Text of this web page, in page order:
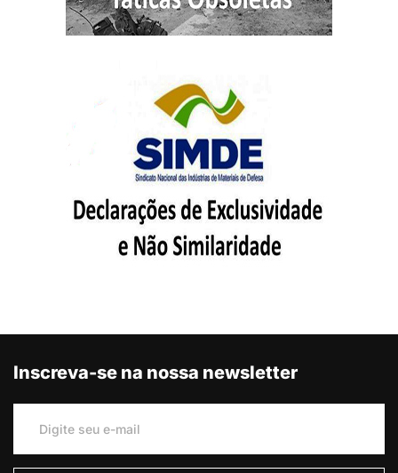
Inscreva-se na nossa newsletter